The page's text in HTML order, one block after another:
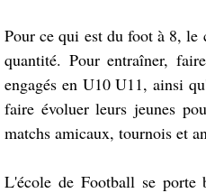
Pour ce qui est du foot à 8,
quantité. Pour entraîner,
engagés en U10 U11, ainsi
faire évoluer leurs jeunes
matchs amicaux, tournois et
L'école de Football se